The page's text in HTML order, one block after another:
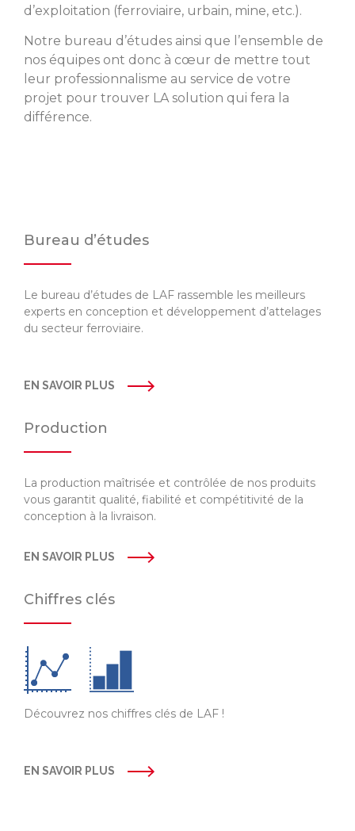
d’exploitation (ferroviaire, urbain, mine, etc.).
Notre bureau d’études ainsi que l’ensemble de
nos équipes ont donc à cœur de mettre tout
leur professionnalisme au service de votre
projet pour trouver LA solution qui fera la
différence.
Bureau d’études
Le bureau d’études de LAF rassemble les meilleurs
experts en conception et développement d’attelages
du secteur ferroviaire.
EN SAVOIR PLUS
Production
La production maîtrisée et contrôlée de nos produits
vous garantit qualité, fiabilité et compétitivité de la
conception à la livraison.
EN SAVOIR PLUS
Chiffres clés
Découvrez nos chiffres clés de LAF !
EN SAVOIR PLUS